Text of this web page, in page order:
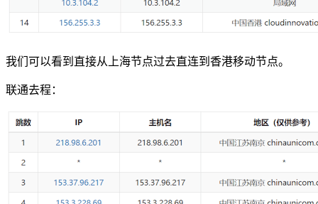
我们可以看到直接从上海节点过去直连到香港移动节点。
联通去程：